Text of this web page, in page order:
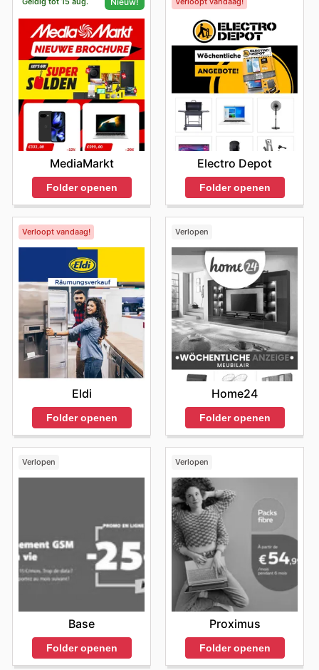
lokale CampusShop.
MediaMarkt
Folder openen
Electro Depot
Folder openen
Verloopt vandaag!
Eldi
Folder openen
Verlopen
Home24
Folder openen
Verlopen
Base
Folder openen
Verlopen
Proximus
Folder openen